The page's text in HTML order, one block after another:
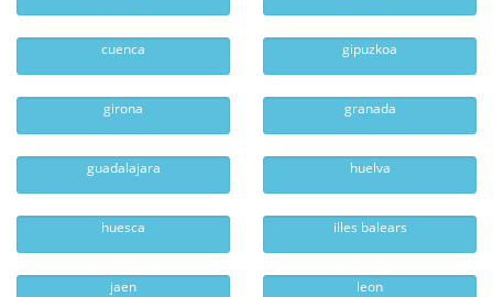
cuenca gipuzkoa
girona granada
guadalajara huelva
huesca illes balears
jaen leon